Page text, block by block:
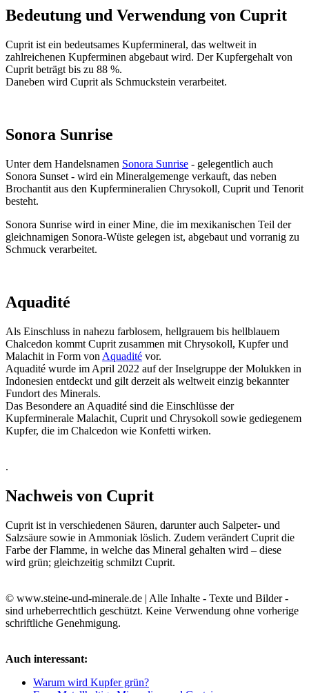
Bedeutung und Verwendung von Cuprit
Cuprit ist ein bedeutsames Kupfermineral, das weltweit in
zahlreichenen Kupferminen abgebaut wird. Der Kupfergehalt von
Cuprit beträgt bis zu 88 %.
Daneben wird Cuprit als Schmuckstein verarbeitet.
Sonora Sunrise
Unter dem Handelsnamen Sonora Sunrise - gelegentlich auch
Sonora Sunset - wird ein Mineralgemenge verkauft, das neben
Brochantit aus den Kupfermineralien Chrysokoll, Cuprit und Tenorit
besteht.
Sonora Sunrise wird in einer Mine, die im mexikanischen Teil der
gleichnamigen Sonora-Wüste gelegen ist, abgebaut und vorranig zu
Schmuck verarbeitet.
Aquadité
Als Einschluss in nahezu farblosem, hellgrauem bis hellblauem
Chalcedon kommt Cuprit zusammen mit Chrysokoll, Kupfer und
Malachit in Form von Aquadité vor.
Aquadité wurde im April 2022 auf der Inselgruppe der Molukken in
Indonesien entdeckt und gilt derzeit als weltweit einzig bekannter
Fundort des Minerals.
Das Besondere an Aquadité sind die Einschlüsse der
Kupferminerale Malachit, Cuprit und Chrysokoll sowie gediegenem
Kupfer, die im Chalcedon wie Konfetti wirken.
.
Nachweis von Cuprit
Cuprit ist in verschiedenen Säuren, darunter auch Salpeter- und
Salzsäure sowie in Ammoniak löslich. Zudem verändert Cuprit die
Farbe der Flamme, in welche das Mineral gehalten wird – diese
wird grün; gleichzeitig schmilzt Cuprit.
© www.steine-und-minerale.de | Alle Inhalte - Texte und Bilder -
sind urheberrechtlich geschützt. Keine Verwendung ohne vorherige
schriftliche Genehmigung.
Auch interessant:
Warum wird Kupfer grün?